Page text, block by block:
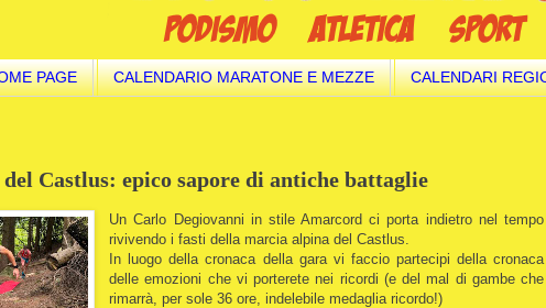
PAGE CALENDARIO MARATONE E MEZZE CALENDARI
Castlus: epico sapore di antiche battaglie
Un Carlo Degiovanni in stile Amarcord ci porta indietro nel tempo
rivivendo i fasti della marcia alpina del Castlus.
In luogo della cronaca della gara vi faccio partecipi della cronaca
delle emozioni che vi porterete nei ricordi (e del mal di gambe che
rimarrà, per sole 36 ore, indelebile medaglia ricordo!)